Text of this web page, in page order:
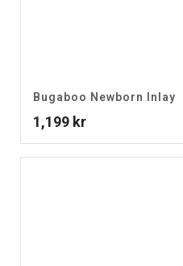
Bugaboo Newborn Inlay
1,199 kr